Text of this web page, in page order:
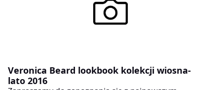
Veronica Beard lookbook kolekcji wiosna-
lato 2016